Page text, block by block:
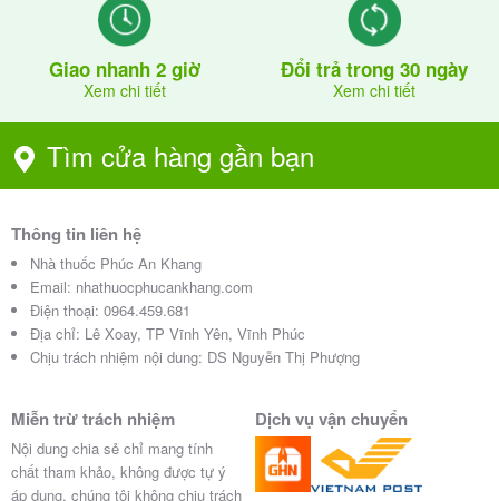
Giao nhanh 2 giờ
Xem chi tiết
Đổi trả trong 30 ngày
Xem chi tiết
Tìm cửa hàng gần bạn
Thông tin liên hệ
Nhà thuốc Phúc An Khang
Email: nhathuocphucankhang.com
Điện thoại: 0964.459.681
Địa chỉ: Lê Xoay, TP Vĩnh Yên, Vĩnh Phúc
Chịu trách nhiệm nội dung: DS Nguyễn Thị Phượng
Miễn trừ trách nhiệm
Nội dung chia sẻ chỉ mang tính
chất tham khảo, không được tự ý
áp dụng, chúng tôi không chịu trách
Dịch vụ vận chuyển